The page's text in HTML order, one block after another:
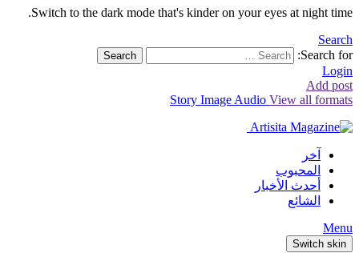
Switch to the dark mode that's kinder on your eyes at night time.
Search
Search for:
Search
Login
Add post
Story Image Audio View all formats
آخر
المحبوب
أحدث الأخبار
الشائع
Menu
Switch skin